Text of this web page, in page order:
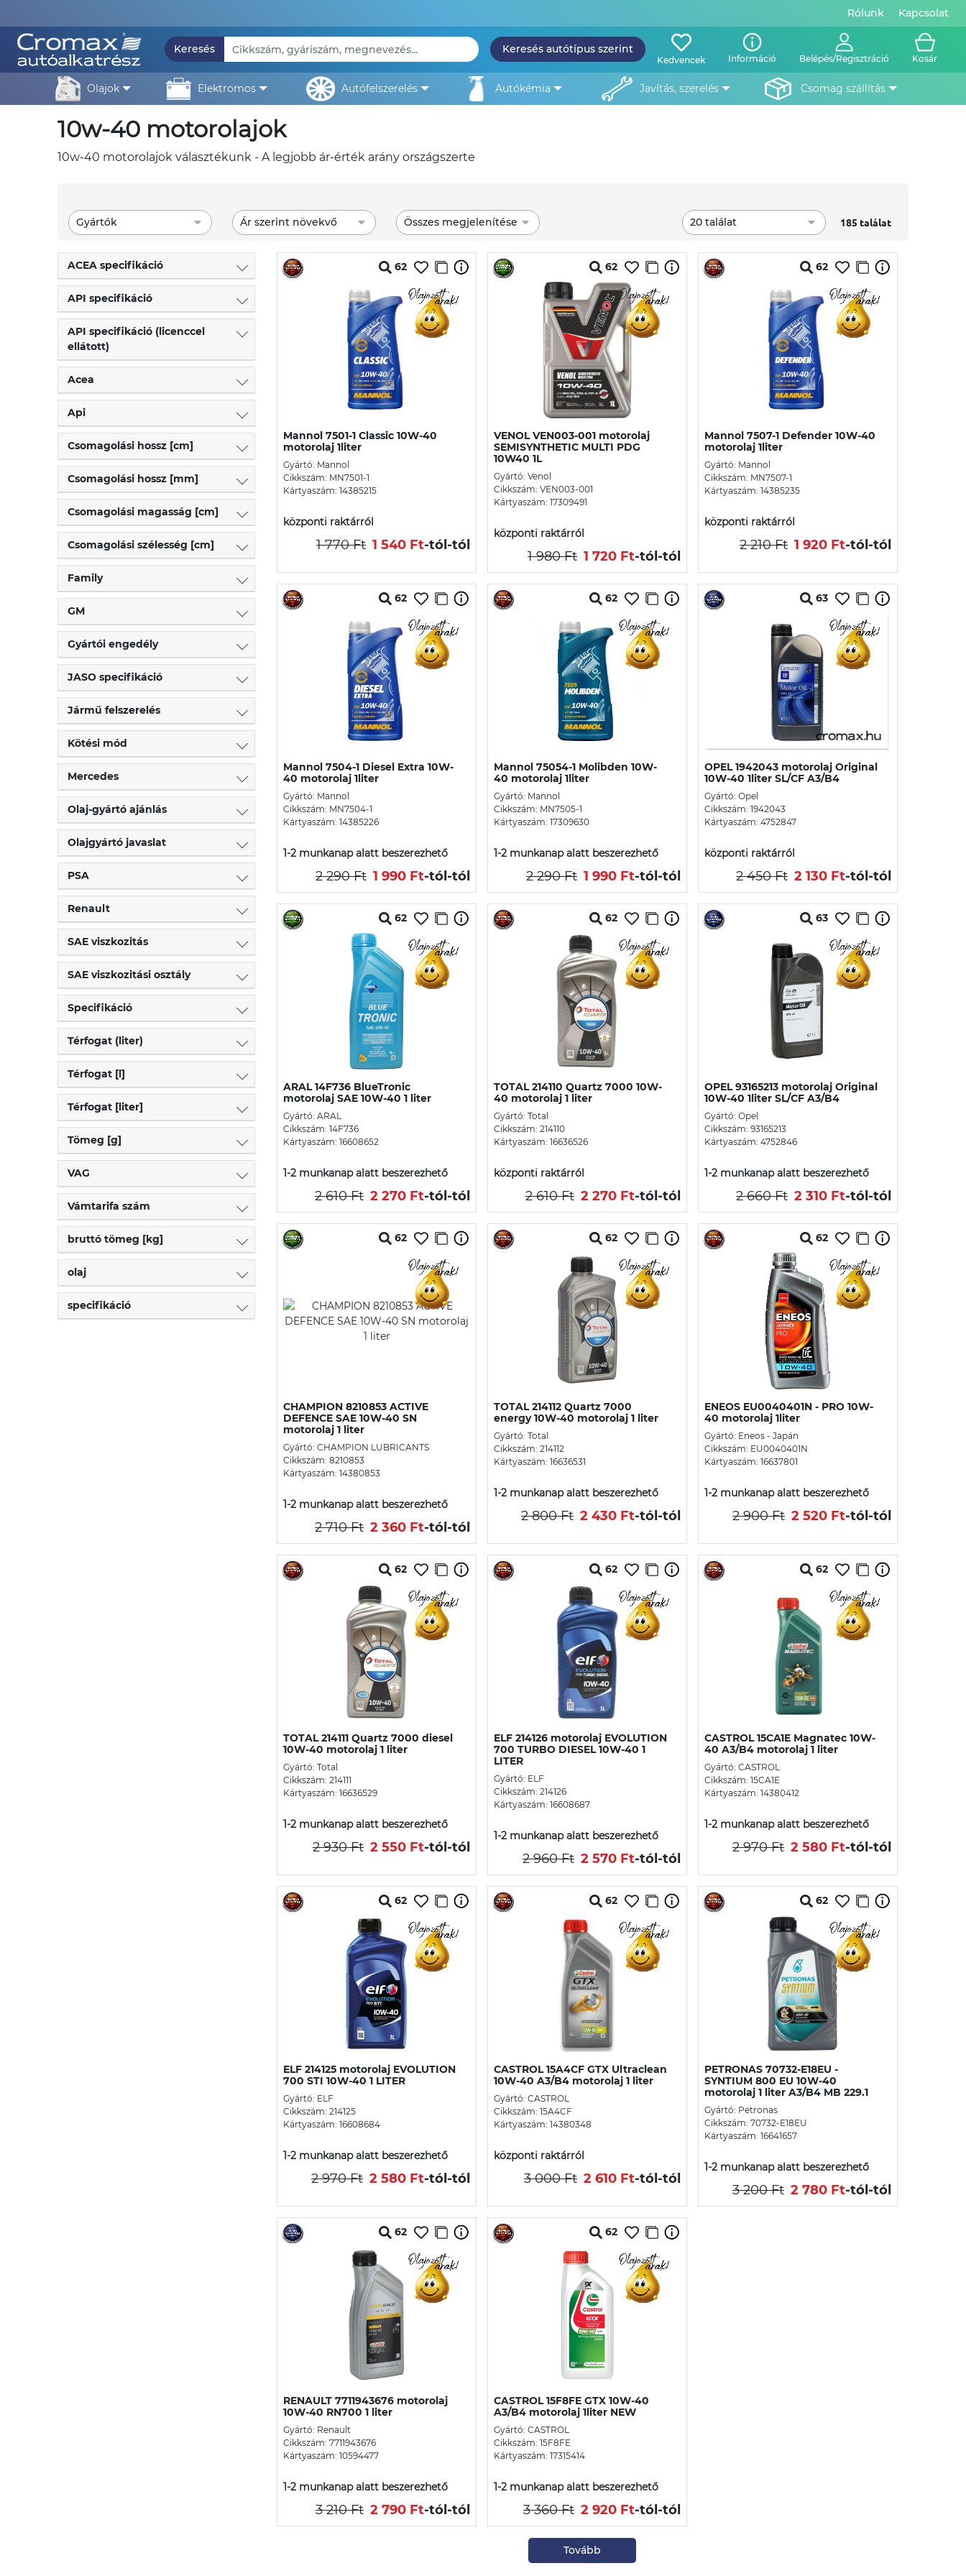
Rólunk Kapcsolat
Keresés Keresés autótípus szerint
Kedvencek Információ Belépés/Regisztráció Kosár
olajok elektromos autófelszerelés autókémia javítás, szerelés csomag szállítás
10w-40 motorolajok
10w-40 motorolajok választékunk - A legjobb ár-érték arány országszerte
Gyártók Ár szerint növekvő Összes megjelenítése 20 találat 185 találat
ACEA specifikáció
API specifikáció
API specifikáció (licenccel
ellátott)
Acea
Api
Csomagolási hossz [cm]
Csomagolási hossz [mm]
Csomagolási magasság [cm]
Csomagolási szélesség [cm]
Family
GM
Gyártói engedély
JASO specifikáció
Jármű felszerelés
Kötési mód
Mercedes
Olaj-gyártó ajánlás
Olajgyártó javaslat
PSA
Renault
SAE viszkozitás
SAE viszkozitási osztály
Specifikáció
Térfogat (liter)
Térfogat [l]
Térfogat [liter]
Tömeg [g]
VAG
Vámtarifa szám
bruttó tömeg [kg]
olaj
specifikáció
62
Mannol 7501-1 Classic 10W-40
motorolaj 1liter
Gyártó: Mannol
Cikkszám: MN7501-1
Kártyaszám: 14385215
központi raktárról
1 770 Ft 1 540 Ft-tól-tól
62
VENOL VEN003-001 motorolaj
SEMISYNTHETIC MULTI PDG
10W40 1L
Gyártó: Venol
Cikkszám: VEN003-001
Kártyaszám: 17309491
központi raktárról
1 980 Ft 1 720 Ft-tól-tól
62
Mannol 7507-1 Defender 10W-40
motorolaj 1liter
Gyártó: Mannol
Cikkszám: MN7507-1
Kártyaszám: 14385235
központi raktárról
2 210 Ft 1 920 Ft-tól-tól
62
Mannol 7504-1 Diesel Extra 10W-
40 motorolaj 1liter
Gyártó: Mannol
Cikkszám: MN7504-1
Kártyaszám: 14385226
1-2 munkanap alatt beszerezhető
2 290 Ft 1 990 Ft-tól-tól
62
Mannol 75054-1 Molibden 10W-
40 motorolaj 1liter
Gyártó: Mannol
Cikkszám: MN7505-1
Kártyaszám: 17309630
1-2 munkanap alatt beszerezhető
2 290 Ft 1 990 Ft-tól-tól
63
OPEL 1942043 motorolaj Original
10W-40 1liter SL/CF A3/B4
Gyártó: Opel
Cikkszám: 1942043
Kártyaszám: 4752847
központi raktárról
2 450 Ft 2 130 Ft-tól-tól
62
ARAL 14F736 BlueTronic
motorolaj SAE 10W-40 1 liter
Gyártó: ARAL
Cikkszám: 14F736
Kártyaszám: 16608652
1-2 munkanap alatt beszerezhető
2 610 Ft 2 270 Ft-tól-tól
62
TOTAL 214110 Quartz 7000 10W-
40 motorolaj 1 liter
Gyártó: Total
Cikkszám: 214110
Kártyaszám: 16636526
központi raktárról
2 610 Ft 2 270 Ft-tól-tól
63
OPEL 93165213 motorolaj Original
10W-40 1liter SL/CF A3/B4
Gyártó: Opel
Cikkszám: 93165213
Kártyaszám: 4752846
1-2 munkanap alatt beszerezhető
2 660 Ft 2 310 Ft-tól-tól
62
CHAMPION 8210853 ACTIVE
DEFENCE SAE 10W-40 SN
motorolaj 1 liter
Gyártó: CHAMPION LUBRICANTS
Cikkszám: 8210853
Kártyaszám: 14380853
1-2 munkanap alatt beszerezhető
2 710 Ft 2 360 Ft-tól-tól
62
TOTAL 214112 Quartz 7000
energy 10W-40 motorolaj 1 liter
Gyártó: Total
Cikkszám: 214112
Kártyaszám: 16636531
1-2 munkanap alatt beszerezhető
2 800 Ft 2 430 Ft-tól-tól
62
ENEOS EU0040401N - PRO 10W-
40 motorolaj 1liter
Gyártó: Eneos - Japán
Cikkszám: EU0040401N
Kártyaszám: 16637801
1-2 munkanap alatt beszerezhető
2 900 Ft 2 520 Ft-tól-tól
62
TOTAL 214111 Quartz 7000 diesel
10W-40 motorolaj 1 liter
Gyártó: Total
Cikkszám: 214111
Kártyaszám: 16636529
1-2 munkanap alatt beszerezhető
2 930 Ft 2 550 Ft-tól-tól
62
ELF 214126 motorolaj EVOLUTION
700 TURBO DIESEL 10W-40 1
LITER
Gyártó: ELF
Cikkszám: 214126
Kártyaszám: 16608687
1-2 munkanap alatt beszerezhető
2 960 Ft 2 570 Ft-tól-tól
62
CASTROL 15CA1E Magnatec 10W-
40 A3/B4 motorolaj 1 liter
Gyártó: CASTROL
Cikkszám: 15CA1E
Kártyaszám: 14380412
1-2 munkanap alatt beszerezhető
2 970 Ft 2 580 Ft-tól-tól
62
ELF 214125 motorolaj EVOLUTION
700 STI 10W-40 1 LITER
Gyártó: ELF
Cikkszám: 214125
Kártyaszám: 16608684
1-2 munkanap alatt beszerezhető
2 970 Ft 2 580 Ft-tól-tól
62
CASTROL 15A4CF GTX Ultraclean
10W-40 A3/B4 motorolaj 1 liter
Gyártó: CASTROL
Cikkszám: 15A4CF
Kártyaszám: 14380348
központi raktárról
3 000 Ft 2 610 Ft-tól-tól
62
PETRONAS 70732-E18EU -
SYNTIUM 800 EU 10W-40
motorolaj 1 liter A3/B4 MB 229.1
Gyártó: Petronas
Cikkszám: 70732-E18EU
Kártyaszám: 16641657
1-2 munkanap alatt beszerezhető
3 200 Ft 2 780 Ft-tól-tól
62
RENAULT 7711943676 motorolaj
10W-40 RN700 1 liter
Gyártó: Renault
Cikkszám: 7711943676
Kártyaszám: 10594477
1-2 munkanap alatt beszerezhető
3 210 Ft 2 790 Ft-tól-tól
62
CASTROL 15F8FE GTX 10W-40
A3/B4 motorolaj 1liter NEW
Gyártó: CASTROL
Cikkszám: 15F8FE
Kártyaszám: 17315414
1-2 munkanap alatt beszerezhető
3 360 Ft 2 920 Ft-tól-tól
Tovább